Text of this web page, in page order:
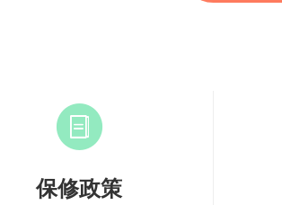
保修政策